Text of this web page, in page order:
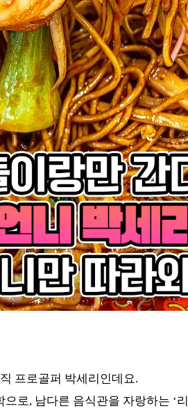
프로골퍼 박세리인데요.
로, 남다른 음식관을 자랑하는 ‘